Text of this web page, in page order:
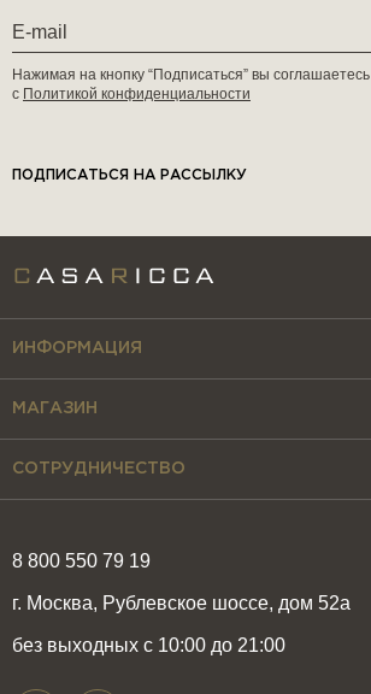
Нажимая на кнопку “Подписаться” вы соглашаетесь
с Политикой конфиденциальности
ПОДПИСАТЬСЯ НА РАССЫЛКУ
8 800 550 79 19
г. Москва, Рублевское шоссе, дом 52а
без выходных с 10:00 до 21:00
ИНФОРМАЦИЯ
МАГАЗИН
СОТРУДНИЧЕСТВО